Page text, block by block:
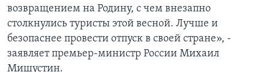
возвращением на Родину, с чем внезапно
столкнулись туристы этой весной. Лучше и
безопаснее провести отпуск в своей стране», -
заявляет премьер-министр России Михаил
Мишустин.